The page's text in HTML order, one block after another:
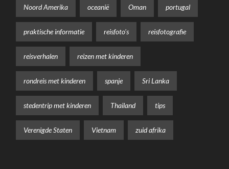
Noord Amerika oceanië Oman portugal
praktische informatie reisfoto's reisfotografie
reisverhalen reizen met kinderen
rondreis met kinderen spanje Sri Lanka
stedentrip met kinderen Thailand tips
Verenigde Staten Vietnam zuid afrika